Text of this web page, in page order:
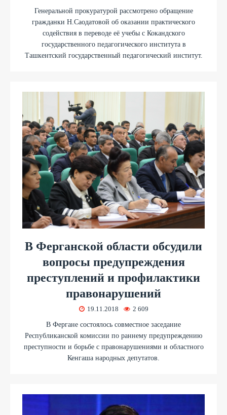
Генеральной прокуратурой рассмотрено обращение
гражданки Н.Саодатовой об оказании практического
содействия в переводе её учебы с Кокандского
государственного педагогического института в
Ташкентский государственный педагогический институт.
В Ферганской области обсудили
вопросы предупреждения
преступлений и профилактики
правонарушений
19.11.2018 2 609
В Фергане состоялось совместное заседание
Республиканской комиссии по раннему предупреждению
преступности и борьбе с правонарушениями и областного
Кенгаша народных депутатов.